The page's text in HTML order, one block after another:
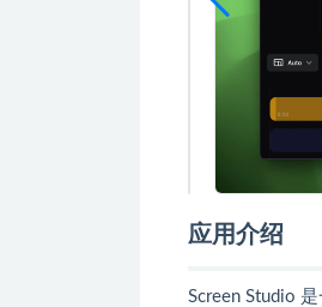
应用介绍
Screen Studio